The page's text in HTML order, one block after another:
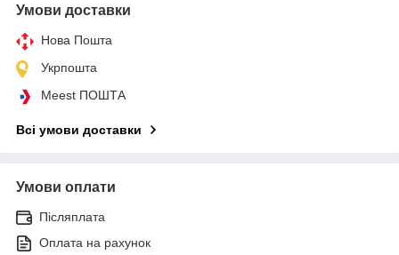
Умови доставки
Нова Пошта
Укрпошта
Meest ПОШТА
Всі умови доставки
Умови оплати
Післяплата
Оплата на рахунок